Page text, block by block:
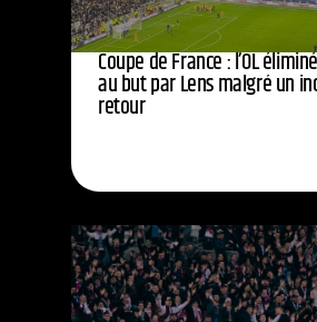
Coupe de France : l’OL
au but par Lens malgré un
retour